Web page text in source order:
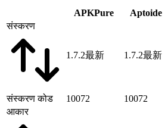
APKPure Aptoide
संस्करण
1.7.2最新 1.7.2最新
संस्करण कोड 10072 10072
आकार